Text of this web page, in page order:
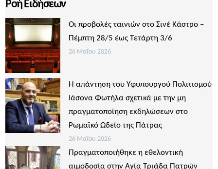
Ροή Ειδήσεων
Οι προβολές ταινιών στο Σινέ Κάστρο –
Πέμπτη 28/5 έως Τετάρτη 3/6
26 Μαΐου 2026
Η απάντηση του Υφυπουργού Πολιτισμού
Ιάσονα Φωτήλα σχετικά με την μη
πραγματοποίηση εκδηλώσεων στο
Ρωμαϊκό Ωδείο της Πάτρας
26 Μαΐου 2026
Πραγματοποιήθηκε η εθελοντική
αιμοδοσία στην Αγία Τριάδα Πατρών